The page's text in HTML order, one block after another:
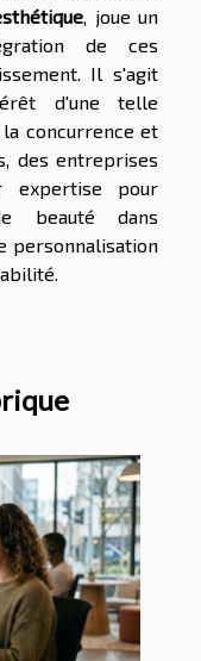
, joue un
de ces
Il s'agit
d'une telle
concurrence et
des entreprises
expertise pour
beauté dans
personnalisation